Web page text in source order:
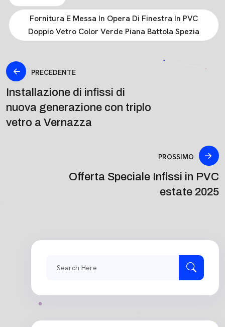
Fornitura E Messa In Opera Di Finestra In PVC
Doppio Vetro Color Verde Piana Battola Spezia
PRECEDENTE
Installazione di infissi di
nuova generazione con triplo
vetro a Vernazza
PROSSIMO
Offerta Speciale Infissi in PVC
estate 2025